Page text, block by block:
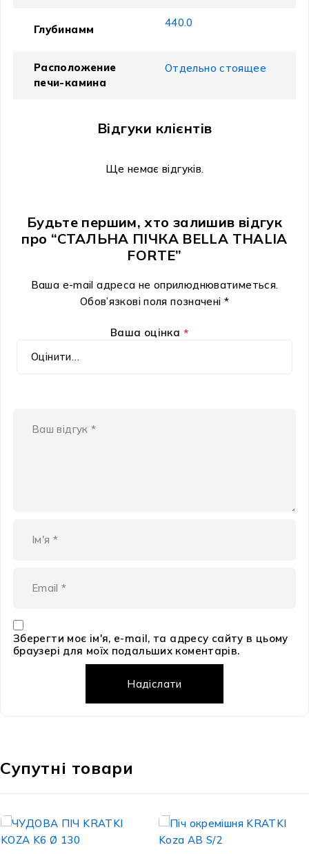
Глубинамм
440.0
Расположение
печи-камина
Отдельно стоящее
Відгуки клієнтів
Ще немає відгуків.
Будьте першим, хто залишив відгук
про “СТАЛЬНА ПІЧКА BELLA THALIA
FORTE”
Ваша e-mail адреса не оприлюднюватиметься.
Обов’язкові поля позначені *
Ваша оцінка *
Зберегти моє ім'я, e-mail, та адресу сайту в цьому
браузері для моїх подальших коментарів.
Супутні товари